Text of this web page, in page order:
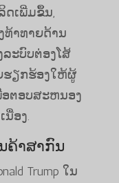
ດເພີ່ມຂຶ້ນ,
ທ້າທາຍດ້ານ
ະບົບຕ່ອງໂສ້
ຮຽກຮ້ອງໃຫ້ຜູ້
ຕອບສະຫນອງ
ອງ.
ຄ້າສາກົນ
Trump ໃນ